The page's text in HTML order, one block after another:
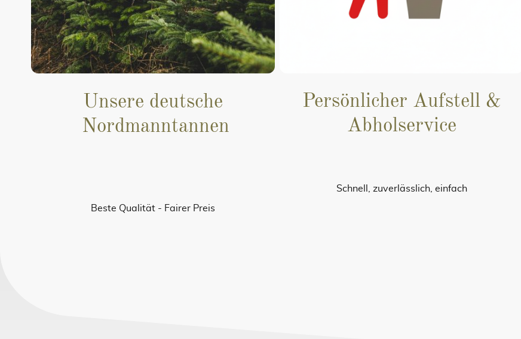
Unsere deutsche
Nordmanntannen
Beste Qualität - Fairer Preis
Persönlicher Aufstell &
Abholservice
Schnell, zuverlässlich, einfach